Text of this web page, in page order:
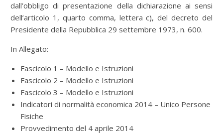
dall’obbligo di presentazione della dichiarazione ai sensi
dell’articolo 1, quarto comma, lettera c), del decreto del
Presidente della Repubblica 29 settembre 1973, n. 600.
In Allegato:
Fascicolo 1 – Modello e Istruzioni
Fascicolo 2 – Modello e Istruzioni
Fascicolo 3 – Modello e Istruzioni
Indicatori di normalità economica 2014 – Unico Persone
Fisiche
Provvedimento del 4 aprile 2014